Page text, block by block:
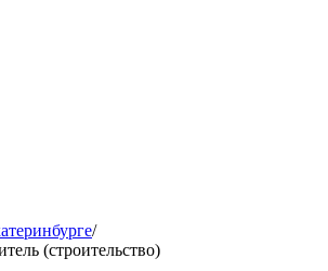
/
(строительство)